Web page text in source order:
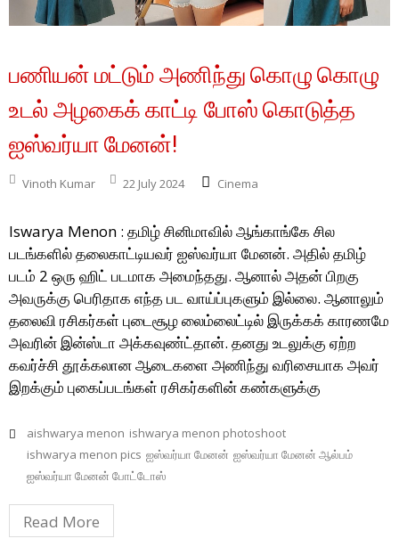
பணியன் மட்டும் அணிந்து கொழு கொழு
உடல் அழகைக் காட்டி போஸ் கொடுத்த
ஐஸ்வர்யா மேனன்!
Vinoth Kumar 22 July 2024 Cinema
Iswarya Menon : தமிழ் சினிமாவில் ஆங்காங்கே சில
படங்களில் தலைகாட்டியவர் ஐஸ்வர்யா மேனன். அதில் தமிழ்
படம் 2 ஒரு ஹிட் படமாக அமைந்தது. ஆனால் அதன் பிறகு
அவருக்கு பெரிதாக எந்த பட வாய்ப்புகளும் இல்லை. ஆனாலும்
தலைவி ரசிகர்கள் புடைசூழ லைம்லைட்டில் இருக்கக் காரணமே
அவரின் இன்ஸ்டா அக்கவுண்ட்தான். தனது உடலுக்கு ஏற்ற
கவர்ச்சி தூக்கலான ஆடைகளை அணிந்து வரிசையாக அவர்
இறக்கும் புகைப்படங்கள் ரசிகர்களின் கண்களுக்கு
aishwarya menon ishwarya menon photoshoot
ishwarya menon pics ஐஸ்வர்யா மேனன் ஐஸ்வர்யா மேனன் ஆல்பம்
ஐஸ்வர்யா மேனன் போட்டோஸ்
Read More